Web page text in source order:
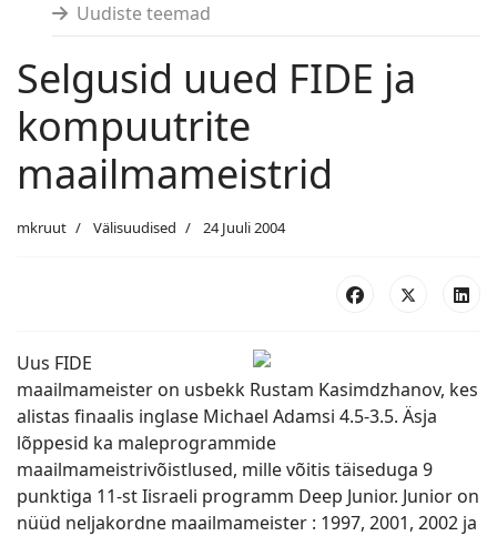
Uudiste teemad
Selgusid uued FIDE ja
kompuutrite
maailmameistrid
mkruut Välisuudised 24 Juuli 2004
Uus FIDE
maailmameister on usbekk Rustam Kasimdzhanov, kes
alistas finaalis inglase Michael Adamsi 4.5-3.5. Äsja
lõppesid ka maleprogrammide
maailmameistrivõistlused, mille võitis täiseduga 9
punktiga 11-st Iisraeli programm Deep Junior. Junior on
nüüd neljakordne maailmameister : 1997, 2001, 2002 ja